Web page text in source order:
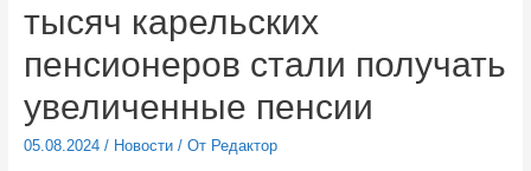
тысяч карельских
пенсионеров стали получать
увеличенные пенсии
05.08.2024/ Новости/ От Редактор